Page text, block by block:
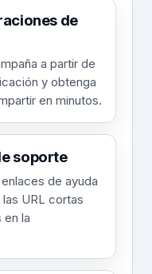
de
a partir de
y obtenga
en minutos.
soporte
de ayuda
URL cortas
la